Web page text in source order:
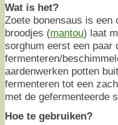
Wat is het?
Zoete bonensaus is een
broodjes (mantou) laat
sorghum eerst een paar
fermenteren/
aardenwerken potten
fermenteren tot een
met de gefermenteerde
Hoe te gebruiken?